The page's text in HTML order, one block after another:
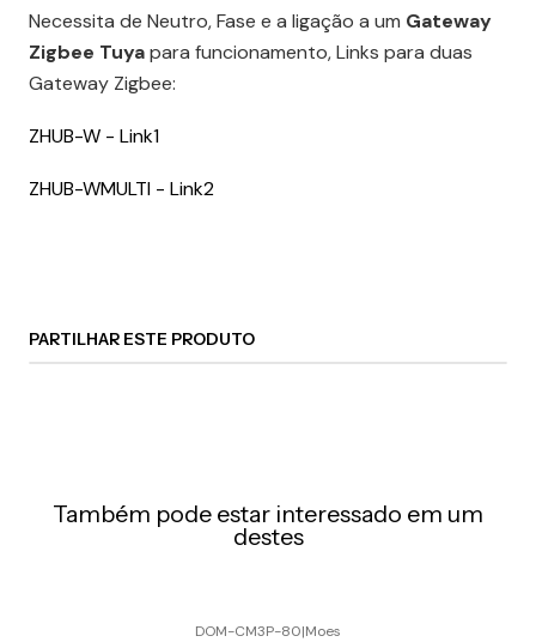
Necessita de Neutro, Fase e a ligação a um Gateway
Zigbee Tuyapara funcionamento, Links para duas
Gateway Zigbee:
ZHUB-W - Link1
ZHUB-WMULTI - Link2
PARTILHAR ESTE PRODUTO
Também pode estar interessado em um
destes
DOM-CM3P-80|Moes